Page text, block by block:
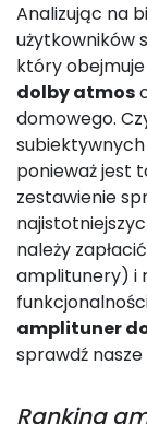
Analizując na
użytkowników
który
dolby atmos
domowego.
ponieważ jest
zestawienie
należy
amplitunery) i
amplituner
sprawdź nasze
Ranking